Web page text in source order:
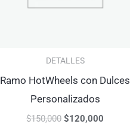
DETALLES
Ramo HotWheels con Dulces
Personalizados
$150,000 $120,000